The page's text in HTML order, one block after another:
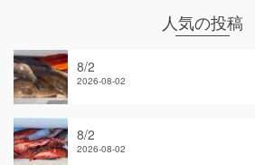
人気の投稿
8/2
2026-08-02
8/2
2026-08-02